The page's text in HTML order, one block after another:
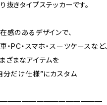
抜きタイプステッカーです。
感のあるデザインで、
・PC・スマホ・スーツケースなど、
ざまなアイテムを
分だけ仕様”にカスタム